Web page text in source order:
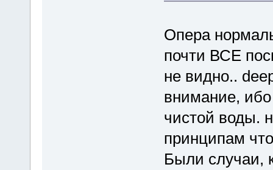
Опера
почти ВСЕ
не видно..
внимание,
чистой воды.
принципам
Были случаи,